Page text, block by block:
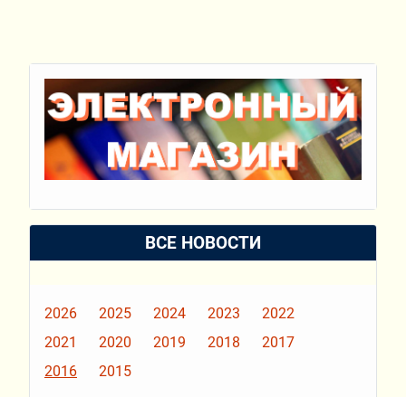
ВСЕ НОВОСТИ
2026 2025 2024 2023
2022
2021
2020 2019 2018
2017
2016
2015